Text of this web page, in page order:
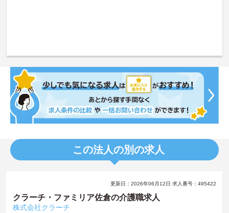
この法人の別の求人
更新日：2026年06月12日 求人番号：495422
クラーチ・ファミリア佐倉の介護職求人
株式会社クラーチ